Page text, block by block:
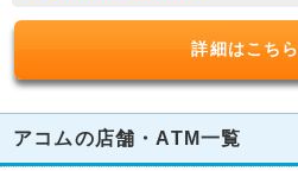
詳細はこちら
アコムの店舗・ATM一覧